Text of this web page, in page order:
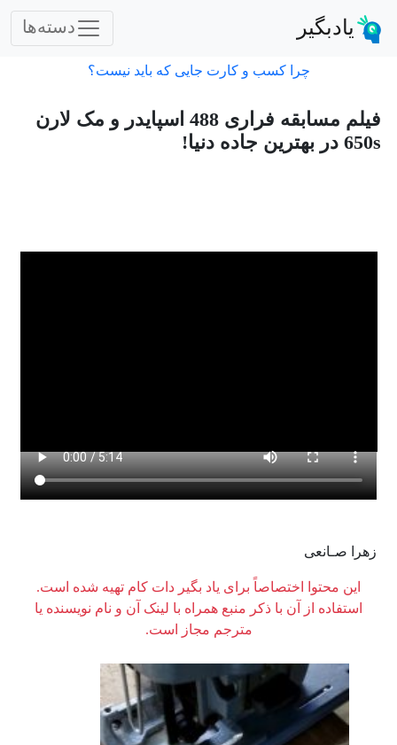
یادبگیر دسته‌ها
چرا کسب و کارت جایی که باید نیست؟
فیلم مسابقه فراری 488 اسپایدر و مک لارن
650s در بهترین جاده دنیا!
زهرا صـانعی
این محتوا اختصاصاً برای یاد بگیر دات کام تهیه شده است.
استفاده از آن با ذکر منبع همراه با لینک آن و نام نویسنده یا
مترجم مجاز است.